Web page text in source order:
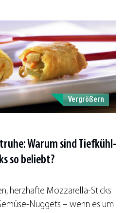
Vergrößern
Warum sind Tiefkühl-
so beliebt?
herzhafte Mozzarella-Sticks
Nuggets – wenn es um